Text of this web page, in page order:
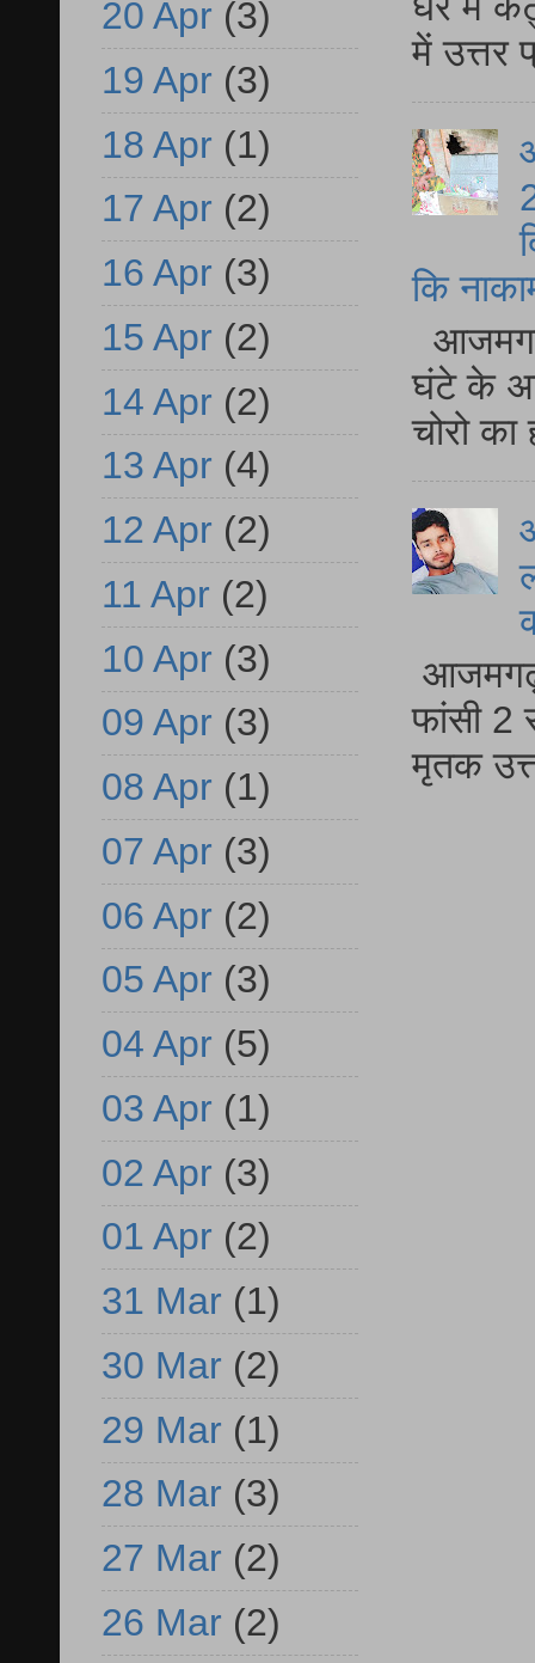
में
कि
घंटे के
चोरो
आजमगढ़
फांसी 2
मृतक
20 Apr (3)
19 Apr (3)
18 Apr (1)
17 Apr (2)
16 Apr (3)
15 Apr (2)
14 Apr (2)
13 Apr (4)
12 Apr (2)
11 Apr (2)
10 Apr (3)
09 Apr (3)
08 Apr (1)
07 Apr (3)
06 Apr (2)
05 Apr (3)
04 Apr (5)
03 Apr (1)
02 Apr (3)
01 Apr (2)
31 Mar (1)
30 Mar (2)
29 Mar (1)
28 Mar (3)
27 Mar (2)
26 Mar (2)